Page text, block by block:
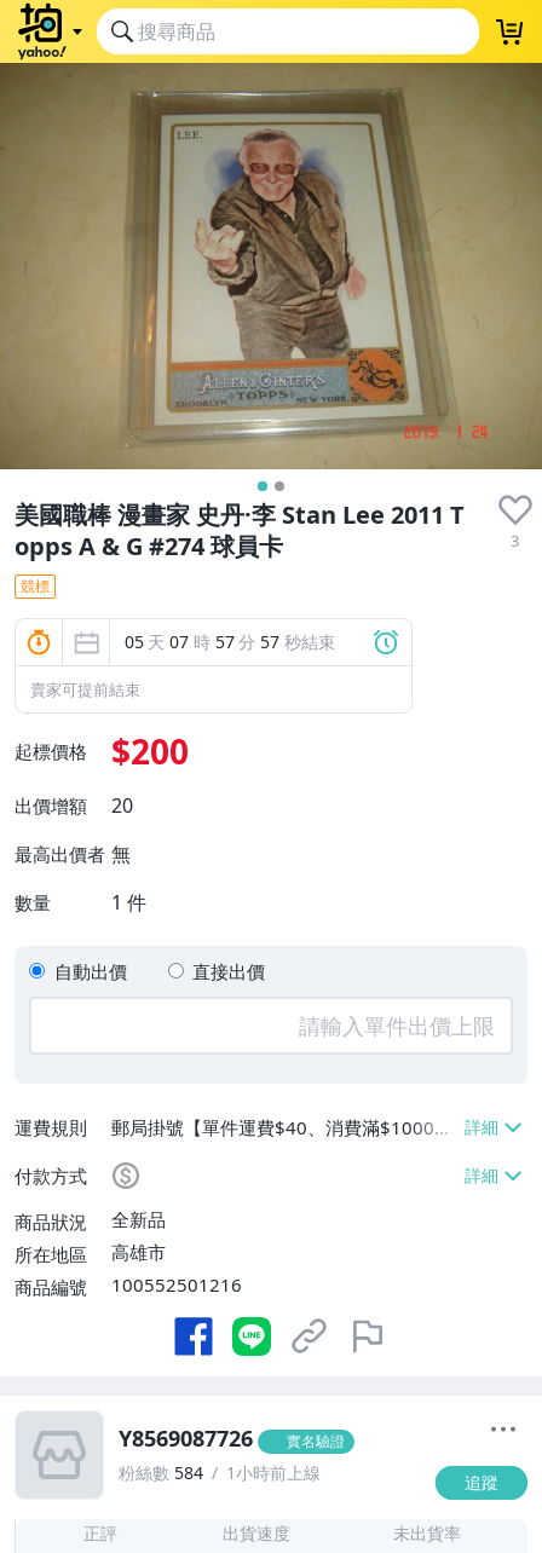
美國職棒 漫畫家 史丹·李 Stan Lee 2011 T
opps A & G #274 球員卡
3
競標
05 天 07 時 57分 57 秒結束
賣家可提前結束
起標價格 $200
出價增額 20
最高出價者 無
數量 1 件
自動出價 直接出價
運費規則
郵局掛號【單件運費$40、消費滿$1000免
運費】
付款方式
商品狀況
全新品
所在地區
高雄市
商品編號
100552501216
Y8569087726 實名驗證
粉絲數 584 1小時前上線 追蹤
正評 出貨速度 未出貨率